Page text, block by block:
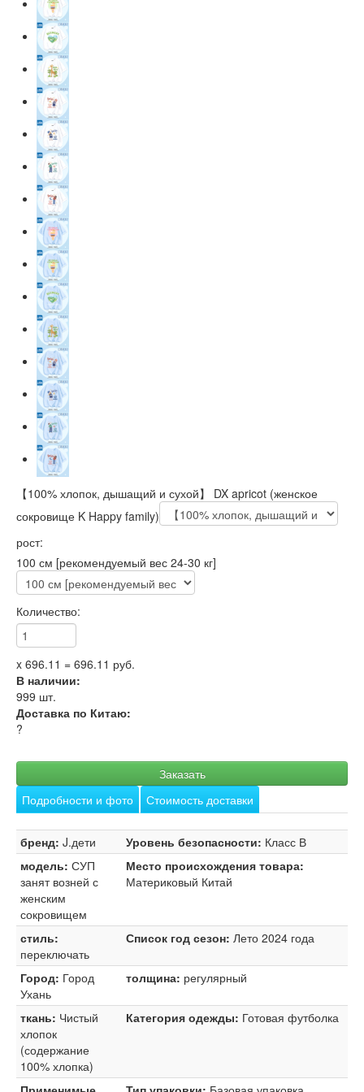
【100% хлопок, дышащий и сухой】 DX apricot (женское
сокровище K Happy family)
рост:
100 см [рекомендуемый вес 24-30 кг]
Количество:
x 696.11 = 696.11 руб.
В наличии:
999 шт.
Доставка по Китаю:
?
Заказать
Подробности и фото
Стоимость доставки
бренд: J.дети Уровень безопасности: Класс В
модель: СУП
занят возней с
женским
сокровищем
Место происхождения товара:
Материковый Китай
стиль:
переключать
Список год сезон: Лето 2024 года
Город: Город
Ухань
толщина: регулярный
ткань: Чистый
хлопок
(содержание
100% хлопка)
Категория одежды: Готовая футболка